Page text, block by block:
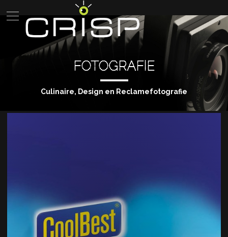
FOTOGRAFIE
Culinaire, Design en Reclamefotografie